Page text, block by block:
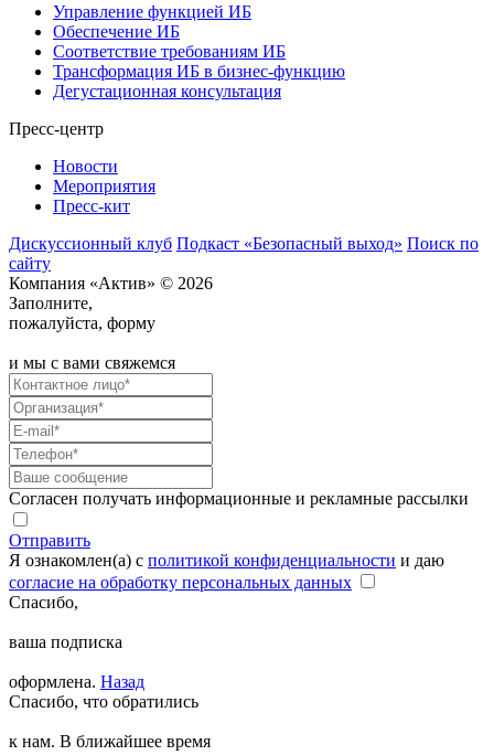
Управление функцией ИБ
Обеспечение ИБ
Соответствие требованиям ИБ
Трансформация ИБ в бизнес-функцию
Дегустационная консультация
Пресс-центр
Новости
Мероприятия
Пресс-кит
Дискуссионный клуб Подкаст «Безопасный выход» Поиск по
сайту
Компания «Актив» © 2026
Заполните,
пожалуйста, форму
и мы с вами свяжемся
Согласен получать информационные и рекламные рассылки
Отправить
Я ознакомлен(а) с политикой конфиденциальности и даю
согласие на обработку персональных данных
Спасибо,
ваша подписка
оформлена. Назад
Спасибо, что обратились
к нам. В ближайшее время